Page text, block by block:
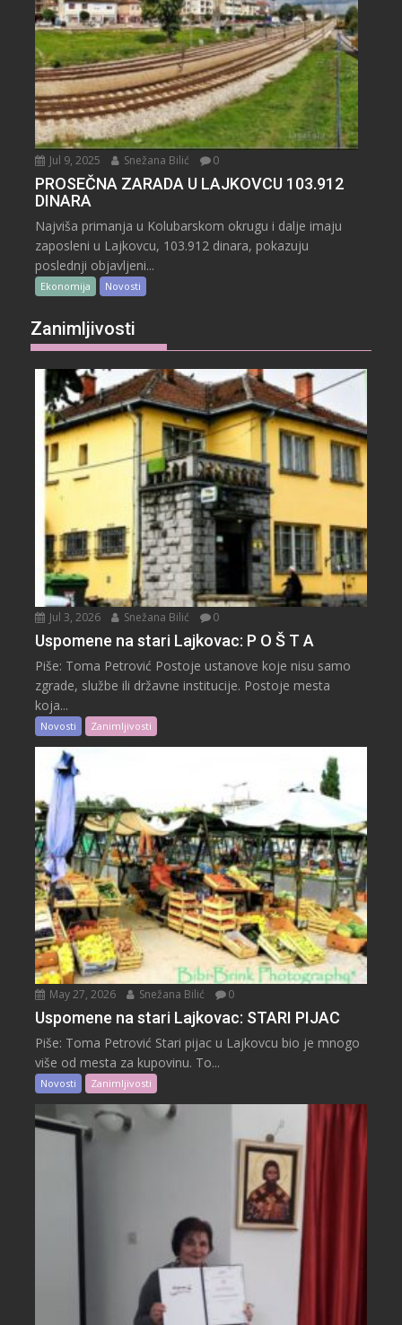
Jul 9, 2025 Snežana Bilić 0
PROSEČNA ZARADA U LAJKOVCU 103.912
DINARA
Najviša primanja u Kolubarskom okrugu i dalje imaju
zaposleni u Lajkovcu, 103.912 dinara, pokazuju
poslednji objavljeni...
Ekonomija Novosti
Zanimljivosti
Jul 3, 2026 Snežana Bilić 0
Uspomene na stari Lajkovac: P O Š T A
Piše: Toma Petrović Postoje ustanove koje nisu samo
zgrade, službe ili državne institucije. Postoje mesta
koja...
Novosti Zanimljivosti
May 27, 2026 Snežana Bilić 0
Uspomene na stari Lajkovac: STARI PIJAC
Piše: Toma Petrović Stari pijac u Lajkovcu bio je mnogo
više od mesta za kupovinu. To...
Novosti Zanimljivosti